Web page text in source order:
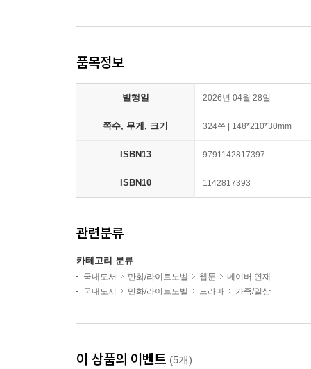
품목정보
발행일 2026년 04월 28일
쪽수, 무게, 크기 324쪽 | 148*210*30mm
ISBN13 9791142817397
ISBN10 1142817393
관련분류
카테고리 분류
국내도서 만화/라이트노벨 웹툰
네이버 연재
국내도서
만화/라이트노벨 드라마 가족/일상
이 상품의 이벤트 (5개)